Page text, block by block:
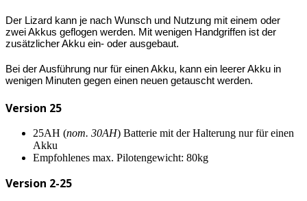
Der Lizard kann je nach Wunsch und Nutzung mit einem oder
zwei Akkus geflogen werden. Mit wenigen Handgriffen ist der
zusätzlicher Akku ein- oder ausgebaut.
Bei der Ausführung nur für einen Akku, kann ein leerer Akku in
wenigen Minuten gegen einen neuen getauscht werden.
Version 25
25AH (nom. 30AH) Batterie mit der Halterung nur für einen
Akku
Empfohlenes max. Pilotengewicht: 80kg
Version 2-25